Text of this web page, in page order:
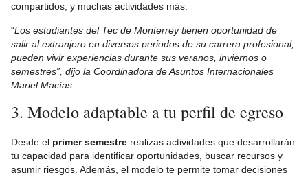
compartidos, y muchas actividades más.
“Los estudiantes del Tec de Monterrey tienen oportunidad de
salir al extranjero en diversos periodos de su carrera profesional,
pueden vivir experiencias durante sus veranos, inviernos o
semestres”, dijo la Coordinadora de Asuntos Internacionales
Mariel Macías.
3. Modelo adaptable a tu perfil de egreso
Desde el primer semestre realizas actividades que desarrollarán
tu capacidad para identificar oportunidades, buscar recursos y
asumir riesgos. Además, el modelo te permite tomar decisiones